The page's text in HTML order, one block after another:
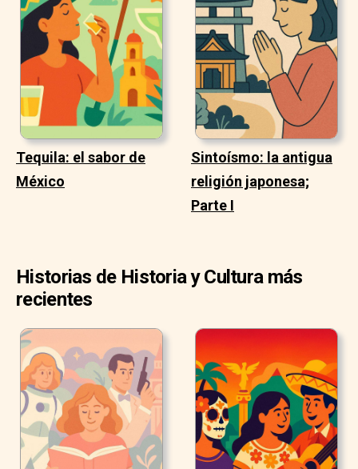
Tequila: el sabor de
México
Sintoísmo: la antigua
religión japonesa;
Parte I
Historias de Historia y Cultura más
recientes